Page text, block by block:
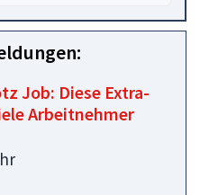
Job: Diese Extra-
Arbeitnehmer